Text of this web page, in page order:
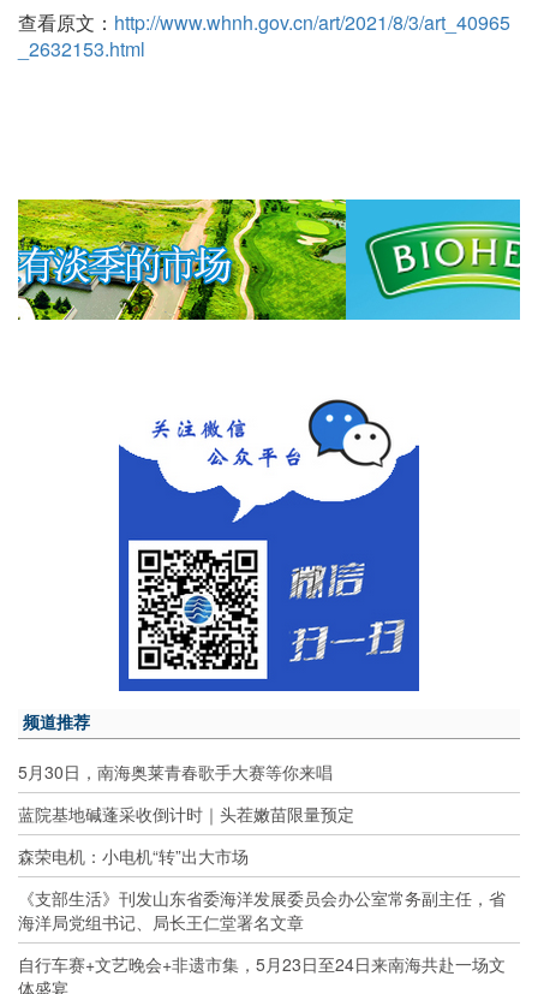
查看原文： http://www.whnh.gov.cn/art/2021/8/3/art_40965
_2632153.html
频道推荐
5月30日，南海奥莱青春歌手大赛等你来唱
蓝院基地碱蓬采收倒计时｜头茬嫩苗限量预定
森荣电机：小电机“转”出大市场
《支部生活》刊发山东省委海洋发展委员会办公室常务副主任，省
海洋局党组书记、局长王仁堂署名文章
自行车赛+文艺晚会+非遗市集，5月23日至24日来南海共赴一场文
体盛宴